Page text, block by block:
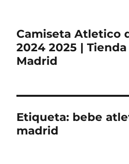
Camiseta Atletico
2024 2025 |
Madrid
Etiqueta: bebe
madrid